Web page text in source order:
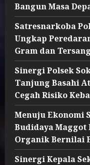
Bangun Masa
Satresnarkoba
Ungkap
Gram dan
Sinergi Polsek
Tanjung Basahi
Cegah Risiko
Menuju Ekonomi
Budidaya Maggot
Organik Bernilai
Sinergi Kepala